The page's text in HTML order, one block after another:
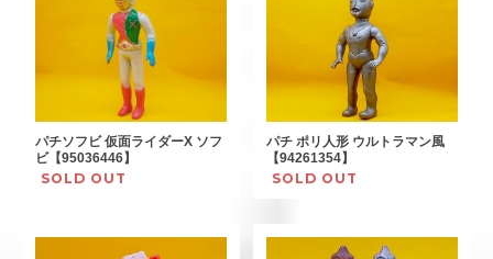
パチソフビ 仮面ライダーX ソフ
ビ【95036446】
SOLD OUT
パチ ポリ人形 ウルトラマン風
【94261354】
SOLD OUT